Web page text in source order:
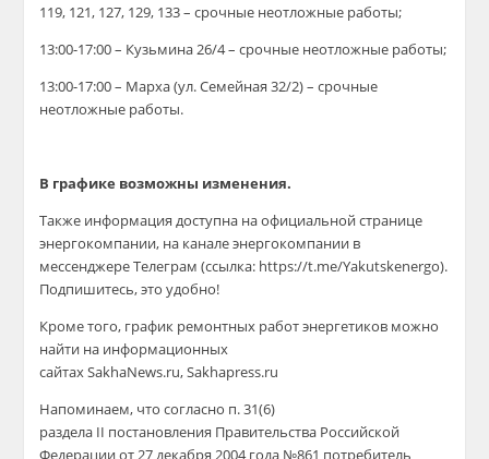
119, 121, 127, 129, 133 – срочные неотложные работы;
13:00-17:00 – Кузьмина 26/4 – срочные неотложные работы;
13:00-17:00 – Марха (ул. Семейная 32/2) – срочные
неотложные работы.
В графике возможны изменения.
Также информация доступна на официальной странице
энергокомпании, на канале энергокомпании в
мессенджере Телеграм (ссылка: https://t.me/Yakutskenergo).
Подпишитесь, это удобно!
Кроме того, график ремонтных работ энергетиков можно
найти на информационных
сайтах SakhaNews.ru, Sakhapress.ru
Напоминаем, что согласно п. 31(6)
раздела II постановления Правительства Российской
Федерации от 27 декабря 2004 года №861 потребитель